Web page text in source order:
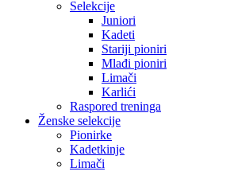
Selekcije
Juniori
Kadeti
Stariji pioniri
Mlađi pioniri
Limači
Karlići
Raspored treninga
Ženske selekcije
Pionirke
Kadetkinje
Limači